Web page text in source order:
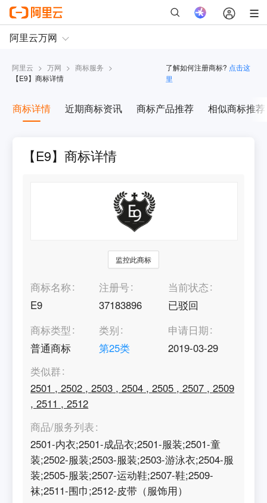
阿里云 > 万网 > 商标服务 >
【E9】商标详情
了解如何注册商标? 点击这
里
商标详情 近期商标资讯 商标产品推荐 相似商标推荐
【E9】商标详情
监控此商标
商标名称
E9
注册号
37183896
当前状态
已驳回
商标类型
普通商标
类别
第25类
申请日期
2019-03-29
类似群
2501 ,2502 ,2503 ,2504 ,2505 ,2507 ,2509
,2511 ,2512
商品/服务列表
2501-内衣;2501-成品衣;2501-服装;2501-童
装;2502-服装;2503-服装;2503-游泳衣;2504-服
装;2505-服装;2507-运动鞋;2507-鞋;2509-
袜;2511-围巾;2512-皮带（服饰用）